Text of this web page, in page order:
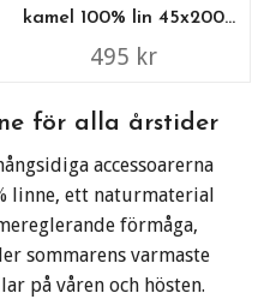
kamel 100% lin 45x200
cm
495 kr
för alla årstider
accessoarerna
linne, ett naturmaterial
förmåga,
sommarens varmaste
på våren och hösten.